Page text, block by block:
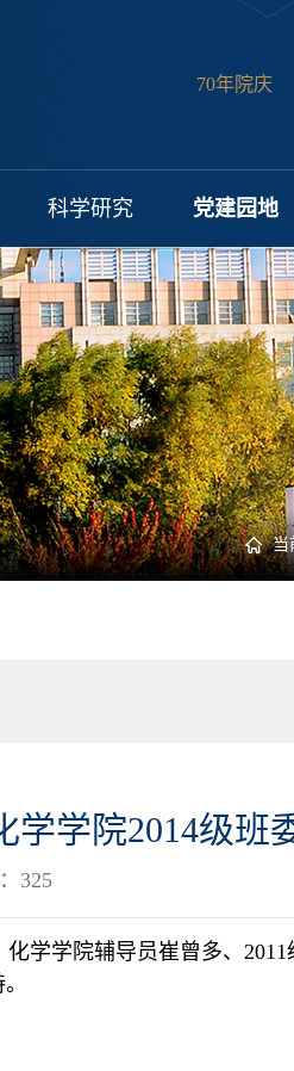
70年院庆
科学研究 党建园地
当
学院2014级班
325
学学院辅导员崔曾多、 2011